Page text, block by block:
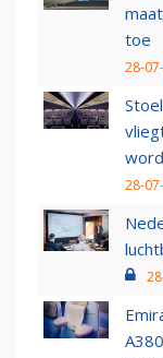
toe
28-
28-